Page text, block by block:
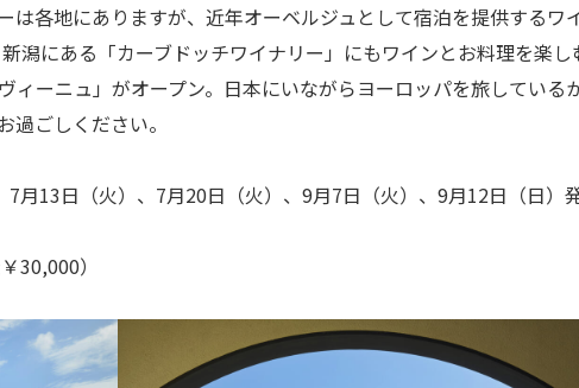
は各地にありますが、近年オーベルジュとして宿泊を提供するワ
潟にある「カーブドッチワイナリー」にもワインとお料理を楽し
ィーニュ」がオープン。日本にいながらヨーロッパを旅している
ごしください。
7月13日（火）、7月20日（火）、9月7日（火）、9月12日（日）
30,000）